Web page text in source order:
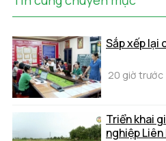
Sắp xếp lại
20 giờ trước
Triển khai
nghiệp Liên